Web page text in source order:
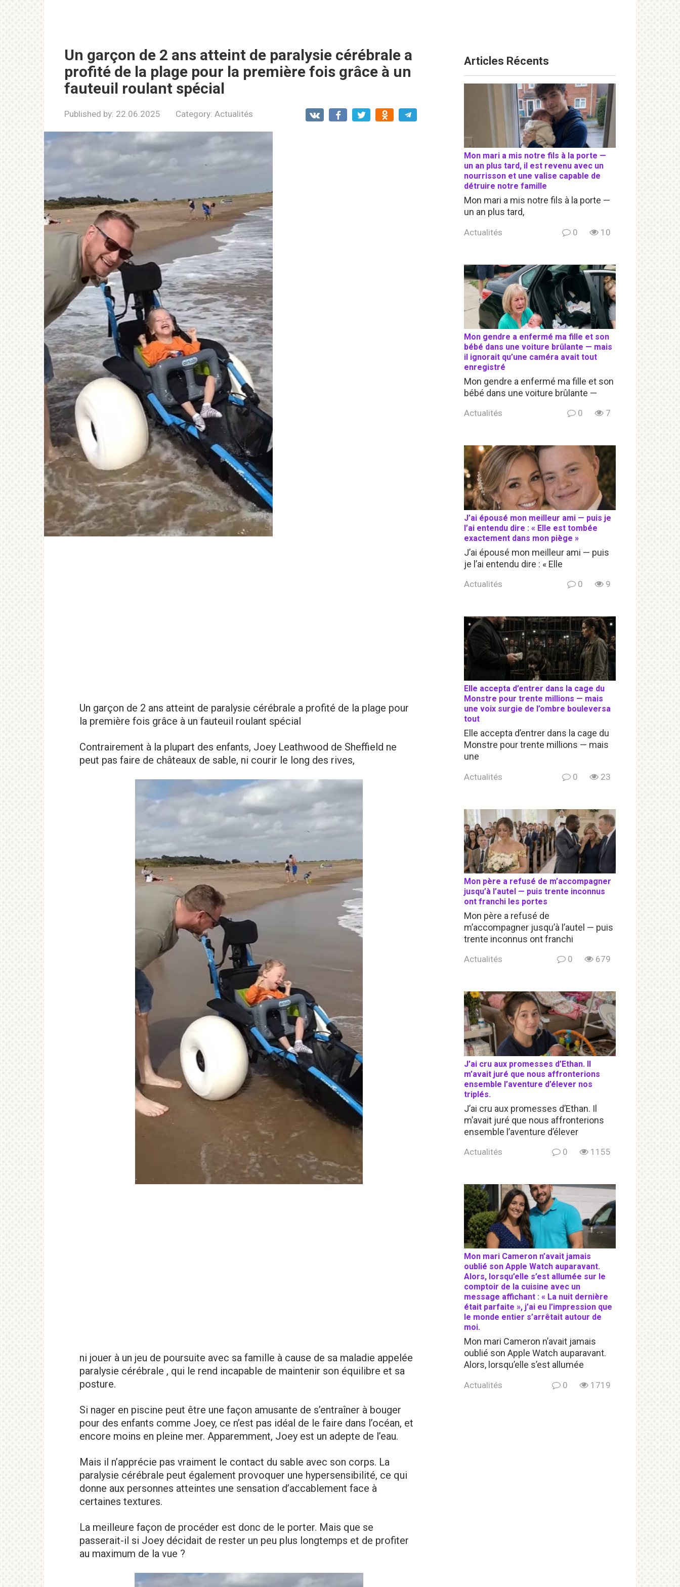
Un garçon de 2 ans atteint de paralysie cérébrale a
profité de la plage pour la première fois grâce à un
fauteuil roulant spécial
Published by: 22.06.2025 Category: Actualités
Un garçon de 2 ans atteint de paralysie cérébrale a profité de la plage pour
la première fois grâce à un fauteuil roulant spécial
Contrairement à la plupart des enfants, Joey Leathwood de Sheffield ne
peut pas faire de châteaux de sable, ni courir le long des rives,
ni jouer à un jeu de poursuite avec sa famille à cause de sa maladie appelée
paralysie cérébrale , qui le rend incapable de maintenir son équilibre et sa
posture.
Si nager en piscine peut être une façon amusante de s’entraîner à bouger
pour des enfants comme Joey, ce n’est pas idéal de le faire dans l’océan, et
encore moins en pleine mer. Apparemment, Joey est un adepte de l’eau.
Mais il n’apprécie pas vraiment le contact du sable avec son corps. La
paralysie cérébrale peut également provoquer une hypersensibilité, ce qui
donne aux personnes atteintes une sensation d’accablement face à
certaines textures.
La meilleure façon de procéder est donc de le porter. Mais que se
passerait-il si Joey décidait de rester un peu plus longtemps et de profiter
au maximum de la vue ?
Articles Récents
Mon mari a mis notre fils à la porte —
un an plus tard, il est revenu avec un
nourrisson et une valise capable de
détruire notre famille
Mon mari a mis notre fils à la porte —
un an plus tard,
Actualités 0 10
Mon gendre a enfermé ma fille et son
bébé dans une voiture brûlante — mais
il ignorait qu’une caméra avait tout
enregistré
Mon gendre a enfermé ma fille et son
bébé dans une voiture brûlante —
Actualités 0 7
J’ai épousé mon meilleur ami — puis je
l’ai entendu dire : « Elle est tombée
exactement dans mon piège »
J’ai épousé mon meilleur ami — puis
je l’ai entendu dire : « Elle
Actualités 0 9
Elle accepta d’entrer dans la cage du
Monstre pour trente millions — mais
une voix surgie de l’ombre bouleversa
tout
Elle accepta d’entrer dans la cage du
Monstre pour trente millions — mais
une
Actualités 0 23
Mon père a refusé de m’accompagner
jusqu’à l’autel — puis trente inconnus
ont franchi les portes
Mon père a refusé de
m’accompagner jusqu’à l’autel — puis
trente inconnus ont franchi
Actualités 0 679
J’ai cru aux promesses d’Ethan. Il
m’avait juré que nous affronterions
ensemble l’aventure d’élever nos
triplés.
J’ai cru aux promesses d’Ethan. Il
m’avait juré que nous affronterions
ensemble l’aventure d’élever
Actualités 0 1155
Mon mari Cameron n’avait jamais
oublié son Apple Watch auparavant.
Alors, lorsqu’elle s’est allumée sur le
comptoir de la cuisine avec un
message affichant : « La nuit dernière
était parfaite », j’ai eu l’impression que
le monde entier s’arrêtait autour de
moi.
Mon mari Cameron n’avait jamais
oublié son Apple Watch auparavant.
Alors, lorsqu’elle s’est allumée
Actualités 0 1719